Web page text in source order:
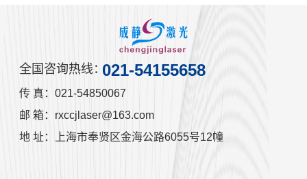
全国咨询热线：021-54155658
传 真：021-54850067
邮 箱：rxccjlaser@163.com
地 址：上海市奉贤区金海公路6055号12幢